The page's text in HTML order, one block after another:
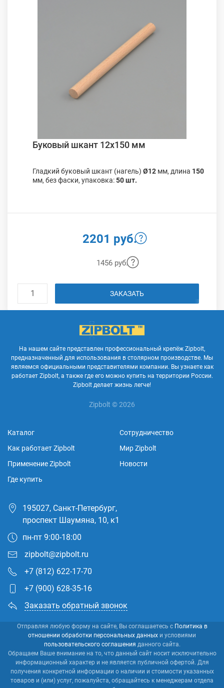
Буковый шкант 12х150 мм
Гладкий буковый шкант (нагель) Ø12 мм, длина 150
мм, без фаски, упаковка:50 шт.
2201 руб.
1456 руб.
ЗАКАЗАТЬ
На нашем сайте представлен профессиональный крепёж Zipbolt,
предназначенный для использования в столярном производстве. Мы
являемся официальными представителями компании. Вы узнаете как
работает Zipbolt, а также где его можно купить на территории России.
Zipbolt делает жизнь легче!
Zipbolt © 2026
Каталог
Как работает Zipbolt
Применение Zipbolt
Где купить
Сотрудничество
Мир Zipbolt
Новости
195027, Санкт-Петербург,
проспект Шаумяна, 10, к1
пн-пт 9:00-18:00
zipbolt@zipbolt.ru
+7 (812) 622-17-70
+7 (900) 628-35-16
Заказать обратный звонок
Отправляя любую форму на сайте, Вы соглашаетесь с Политика в
отношении обработки персональных данных и условиями
пользовательского соглашения данного сайта.
Обращаем Ваше внимание на то, что данный сайт носит исключительно
информационный характер и не является публичной офертой. Для
получения конкретной информации о наличии и стоимости указанных
товаров и (или) услуг, пожалуйста, обращайтесь к менеджерам отдела